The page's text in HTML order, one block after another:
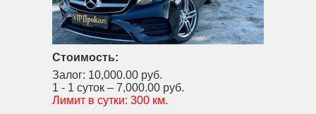
Стоимость:
Залог: 10,000.00 руб.
1 - 1 суток – 7,000.00 руб.
Лимит в сутки: 300 км.